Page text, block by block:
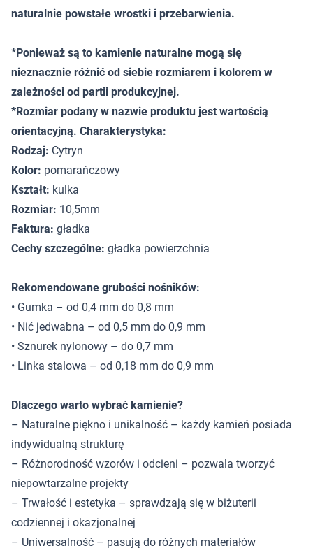
naturalnie powstałe wrostki i przebarwienia.
*Ponieważ są to kamienie naturalne mogą się
nieznacznie różnić od siebie rozmiarem i kolorem w
zależności od partii produkcyjnej.
*Rozmiar podany w nazwie produktu jest wartością
orientacyjną. Charakterystyka:
Rodzaj: Cytryn
Kolor: pomarańczowy
Kształt: kulka
Rozmiar: 10,5mm
Faktura: gładka
Cechy szczególne: gładka powierzchnia
Rekomendowane grubości nośników:
• Gumka – od 0,4 mm do 0,8 mm
• Nić jedwabna – od 0,5 mm do 0,9 mm
• Sznurek nylonowy – do 0,7 mm
• Linka stalowa – od 0,18 mm do 0,9 mm
Dlaczego warto wybrać kamienie?
– Naturalne piękno i unikalność – każdy kamień posiada
indywidualną strukturę
– Różnorodność wzorów i odcieni – pozwala tworzyć
niepowtarzalne projekty
– Trwałość i estetyka – sprawdzają się w biżuterii
codziennej i okazjonalnej
– Uniwersalność – pasują do różnych materiałów